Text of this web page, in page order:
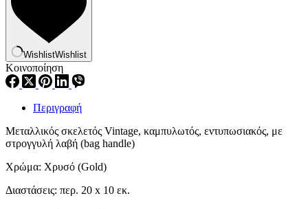
WishlistWishlist
Κοινοποίηση
Περιγραφή
Μεταλλικός σκελετός Vintage, καμπυλωτός, εντυπωσιακός, με
στρογγυλή λαβή (bag handle)
Χρώμα: Χρυσό (Gold)
Διαστάσεις: περ. 20 x 10 εκ.